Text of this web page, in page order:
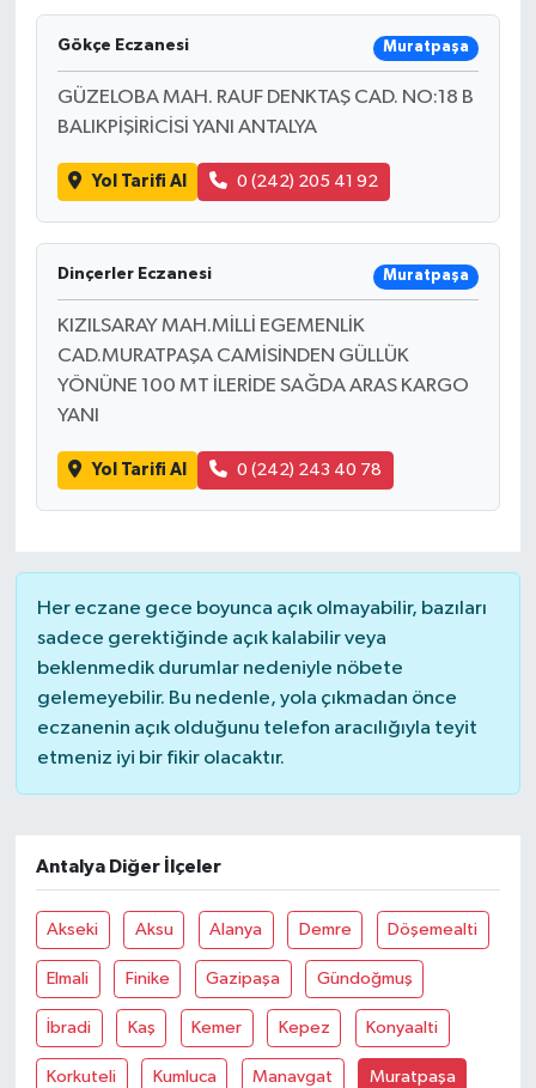
Gökçe Eczanesi Muratpaşa
GÜZELOBA MAH. RAUF DENKTAŞ CAD. NO:18 B
BALIKPİŞİRİCİSİ YANI ANTALYA
Yol Tarifi Al 0 (242) 205 41 92
Dinçerler Eczanesi Muratpaşa
KIZILSARAY MAH.MİLLİ EGEMENLİK
CAD.MURATPAŞA CAMİSİNDEN GÜLLÜK
YÖNÜNE 100 MT İLERİDE SAĞDA ARAS KARGO
YANI
Yol Tarifi Al 0 (242) 243 40 78
Her eczane gece boyunca açık olmayabilir, bazıları
sadece gerektiğinde açık kalabilir veya
beklenmedik durumlar nedeniyle nöbete
gelemeyebilir. Bu nedenle, yola çıkmadan önce
eczanenin açık olduğunu telefon aracılığıyla teyit
etmeniz iyi bir fikir olacaktır.
Antalya Diğer İlçeler
Akseki Aksu Alanya Demre Döşemealti
Elmali Finike Gazipaşa Gündoğmuş
İbradi Kaş Kemer Kepez Konyaalti
Korkuteli Kumluca Manavgat Muratpaşa